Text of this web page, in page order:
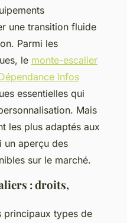
une transition fluide
Parmi les
le monte-escalier
Infos
essentielles qui
Mais
les plus adaptés aux
un aperçu des
sur le marché.
: droits,
types de